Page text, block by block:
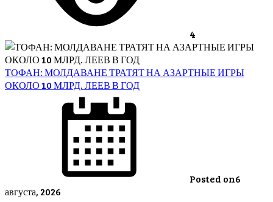
4
ТОФАН: МОЛДАВАНЕ ТРАТЯТ НА АЗАРТНЫЕ ИГРЫ
ОКОЛО 10 МЛРД. ЛЕЕВ В ГОД
Posted on6
августа, 2026